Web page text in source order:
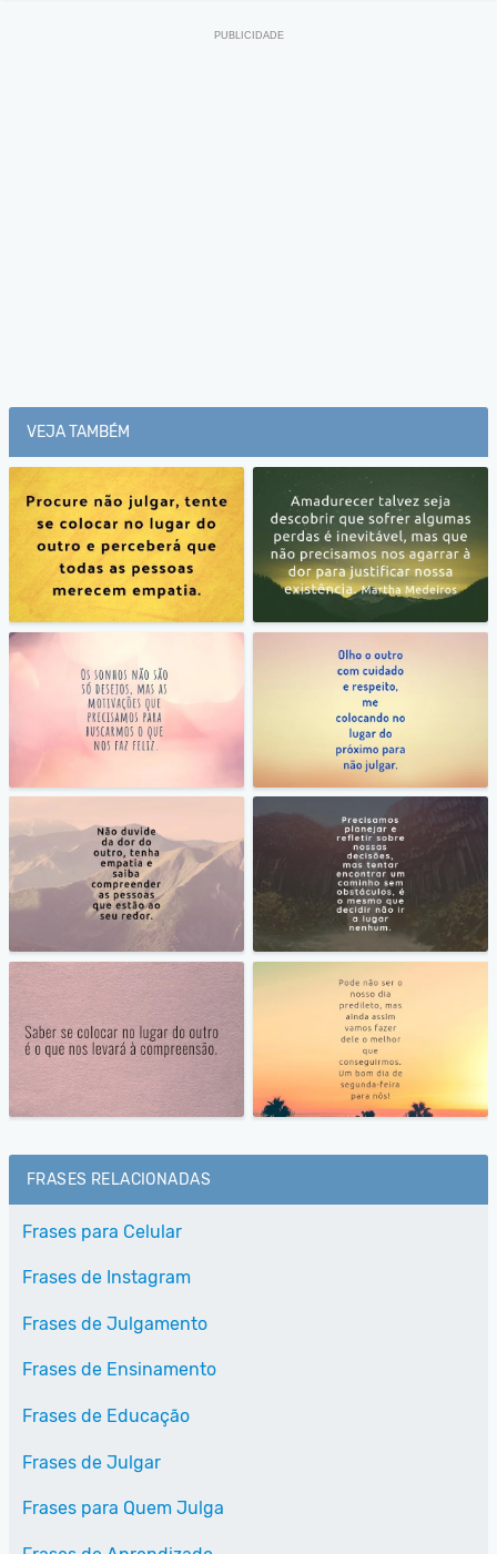
VEJA TAMBÉM
FRASES RELACIONADAS
Frases para Celular
Frases de Instagram
Frases de Julgamento
Frases de Ensinamento
Frases de Educação
Frases de Julgar
Frases para Quem Julga